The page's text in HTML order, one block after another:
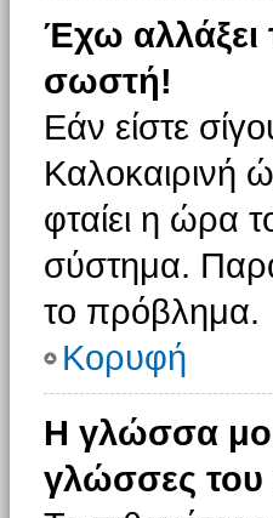
Έχω αλλάξει
σωστή!
Εάν είστε
Καλοκαιρινή
φταίει η ώρα
σύστημα.
το πρόβλημα.
Κορυφή
Η γλώσσα
γλώσσες του